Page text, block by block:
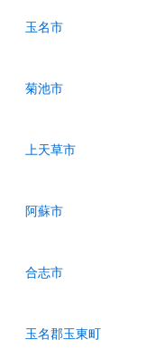
玉名市
菊池市
上天草市
阿蘇市
合志市
玉名郡玉東町